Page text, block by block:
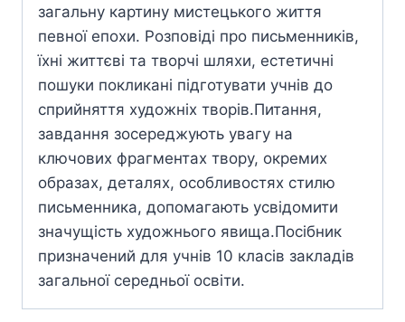
загальну картину мистецького життя
певної епохи. Розповіді про письменників,
їхні життєві та творчі шляхи, естетичні
пошуки покликані підготувати учнів до
сприйняття художніх творів.Питання,
завдання зосереджують увагу на
ключових фрагментах твору, окремих
образах, деталях, особливостях стилю
письменника, допомагають усвідомити
значущість художнього явища.Посібник
призначений для учнів 10 класів закладів
загальної середньої освіти.